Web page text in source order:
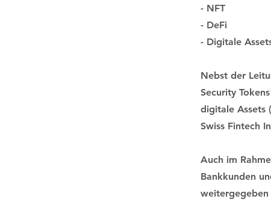
- NFT
- DeFi
- Digitale
Nebst der
Security
digitale Assets
Swiss Fintech
Auch im
Bankkunden